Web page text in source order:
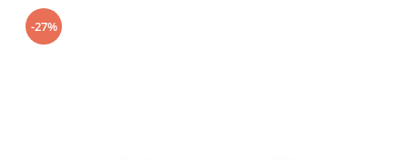
Navigatii Seat
Navigatii Ford
-27%